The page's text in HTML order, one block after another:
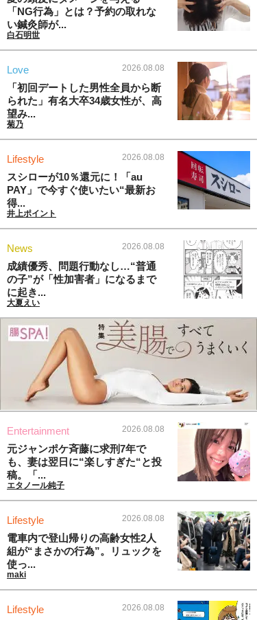
「NG行為」とは？予約の取れな
い鍼灸師が...
白石明世
Love 2026.08.08
「初回デートした男性全員から断
られた」有名大卒34歳女性が、高
望み...
菊乃
Lifestyle 2026.08.08
スシローが10％還元に！「au
PAY」で今すぐ使いたい“最新お
得...
井上ポイント
News 2026.08.08
成績優秀、問題行動なし…“普通
の子”が「性加害者」になるまで
に起き...
大夏えい
Entertainment 2026.08.08
元ジャンポケ斉藤に求刑7年で
も、妻は翌日に“楽しすぎた“と投
稿。「...
エタノール純子
Lifestyle 2026.08.08
電車内で登山帰りの高齢女性2人
組が“まさかの行為”。リュックを
使っ...
maki
Lifestyle 2026.08.08